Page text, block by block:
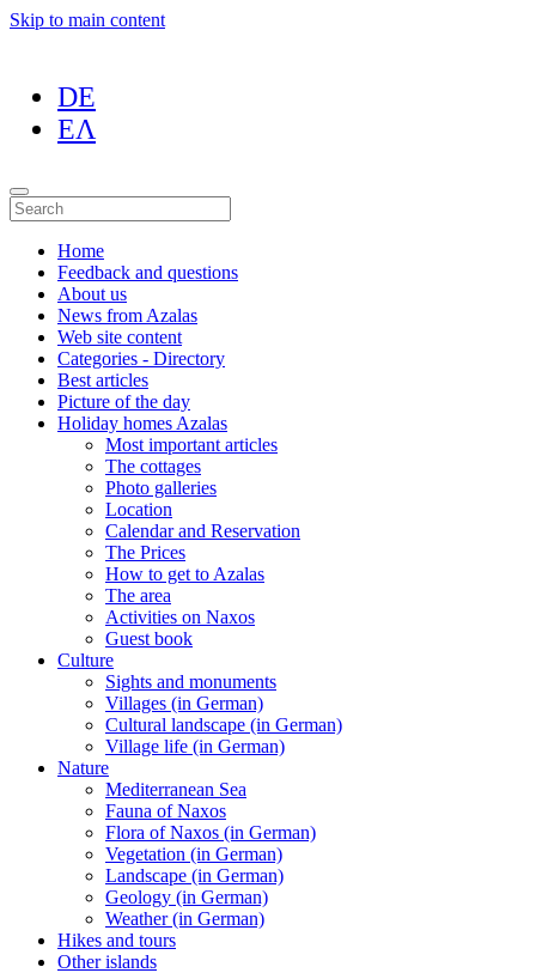
Skip to main content
DE
ΕΛ
Home
Feedback and questions
About us
News from Azalas
Web site content
Categories - Directory
Best articles
Picture of the day
Holiday homes Azalas
Most important articles
The cottages
Photo galleries
Location
Calendar and Reservation
The Prices
How to get to Azalas
The area
Activities on Naxos
Guest book
Culture
Sights and monuments
Villages (in German)
Cultural landscape (in German)
Village life (in German)
Nature
Mediterranean Sea
Fauna of Naxos
Flora of Naxos (in German)
Vegetation (in German)
Landscape (in German)
Geology (in German)
Weather (in German)
Hikes and tours
Other islands